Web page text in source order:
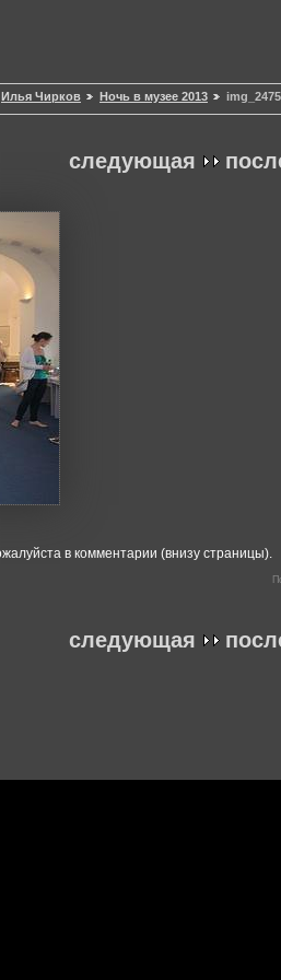
Илья Чирков Ночь в музее 2013
следующая
в комментарии (внизу страницы).
следующая